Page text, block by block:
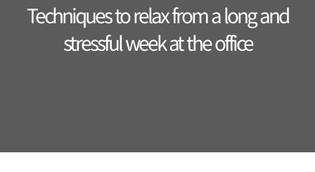
Techniques to relax from a long and
stressful week at the office